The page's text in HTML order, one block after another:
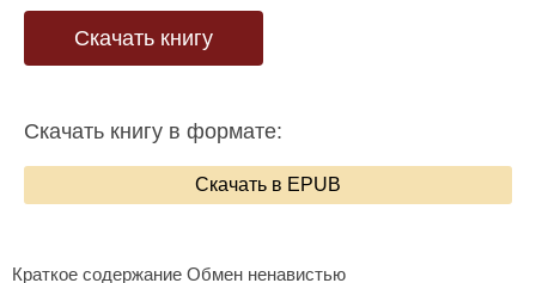
Скачать книгу
Скачать книгу в формате:
Скачать в EPUB
Краткое содержание Обмен ненавистью